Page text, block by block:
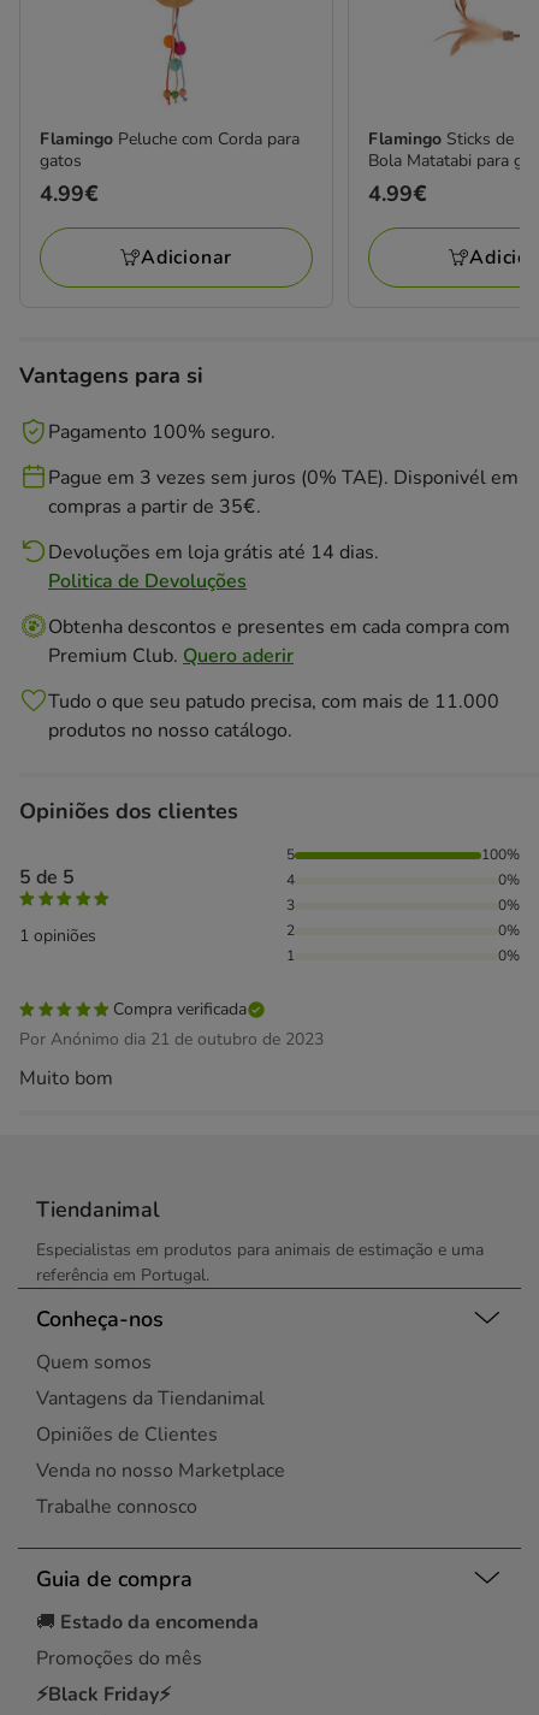
Flamingo Peluche com Corda para
gatos
Preço
4.99€
4.99€
Adicionar
Flamingo Sticks de
Bola Matatabi para
Preço
4.99€
4.99€
Vantagens para si
Pagamento 100% seguro.
Pague em 3 vezes sem juros (0% TAE). Disponivél em
compras a partir de 35€.
Devoluções em loja grátis até 14 dias.
Politica de Devoluções
Obtenha descontos e presentes em cada compra com
Premium Club. Quero aderir
Tudo o que seu patudo precisa, com mais de 11.000
produtos no nosso catálogo.
Opiniões dos clientes
5 de 5
1 opiniões
100% das pessoas avaliaram com 5 estrelas,
5
100%
4
0%
3
0%
2
0%
1
0%
Compra verificada
Por Anónimo dia 21 de outubro de 2023
Muito bom
Tiendanimal
Especialistas em produtos para animais de estimação e uma
referência em Portugal.
Conheça-nos
Quem somos
Vantagens da Tiendanimal
Opiniões de Clientes
Venda no nosso Marketplace
Trabalhe connosco
Guia de compra
🚚 Estado da encomenda
Promoções do mês
⚡Black Friday⚡